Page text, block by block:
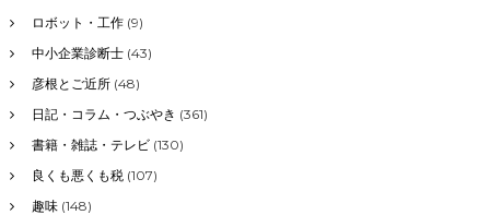
ロボット・工作(9)
中小企業診断士(43)
彦根とご近所(48)
日記・コラム・つぶやき (361)
書籍・雑誌・テレビ(130)
良くも悪くも税(107)
趣味(148)